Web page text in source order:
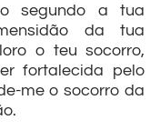
segundo a tua
da tua
o teu socorro,
fortalecida pelo
me o socorro da